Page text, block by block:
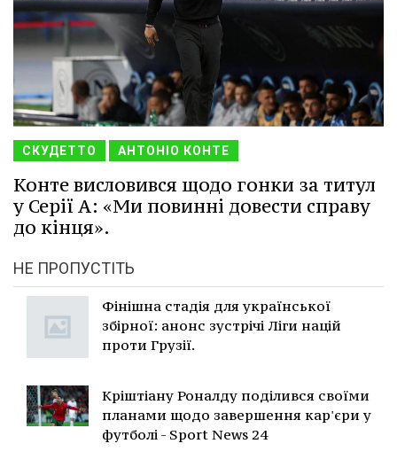
СКУДЕТТО АНТОНІО КОНТЕ
Конте висловився щодо гонки за титул
у Серії А: «Ми повинні довести справу
до кінця».
НЕ ПРОПУСТІТЬ
Фінішна стадія для української
збірної: анонс зустрічі Ліги націй
проти Грузії.
Кріштіану Роналду поділився своїми
планами щодо завершення кар'єри у
футболі - Sport News 24